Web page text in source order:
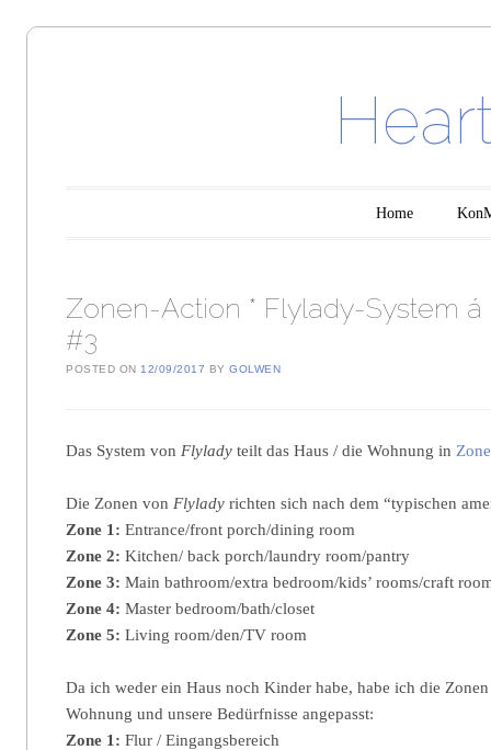
Home
Zonen-Action * Flylady-System á
#3
POSTED ON12/09/2017 BYGOLWEN
Das System von Flylady teilt das Haus / die Wohnung in
Die Zonen von Flylady richten sich nach dem “typischen
Zone 1: Entrance/front porch/dining room
Zone 2: Kitchen/ back porch/laundry room/pantry
Zone 3: Main bathroom/extra bedroom/kids’ rooms/craft
Zone 4: Master bedroom/bath/closet
Zone 5: Living room/den/TV room
Da ich weder ein Haus noch Kinder habe, habe ich die
Wohnung und unsere Bedürfnisse angepasst:
Zone 1: Flur / Eingangsbereich